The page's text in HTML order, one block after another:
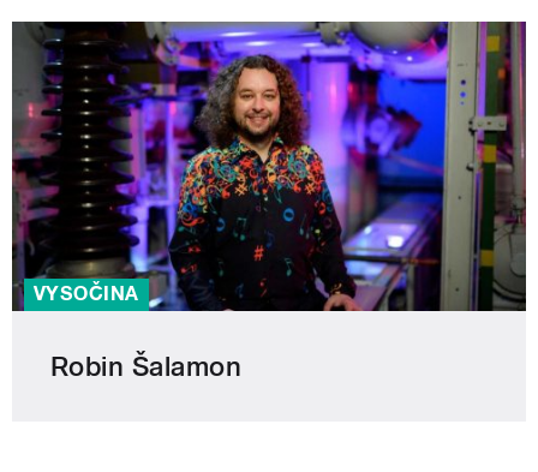
VYSOČINA
Robin Šalamon